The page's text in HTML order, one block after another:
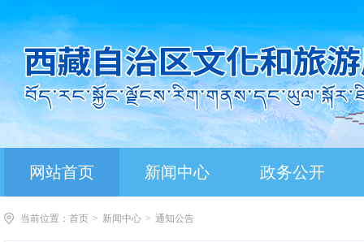
网站首页 新闻中心 政务公开
当前位置： 首页 > 新闻中心 > 通知公告